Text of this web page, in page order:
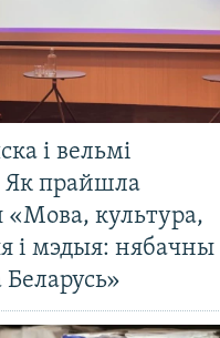
і вельмі
Як прайшла
«Мова, культура,
і мэдыя: нябачны